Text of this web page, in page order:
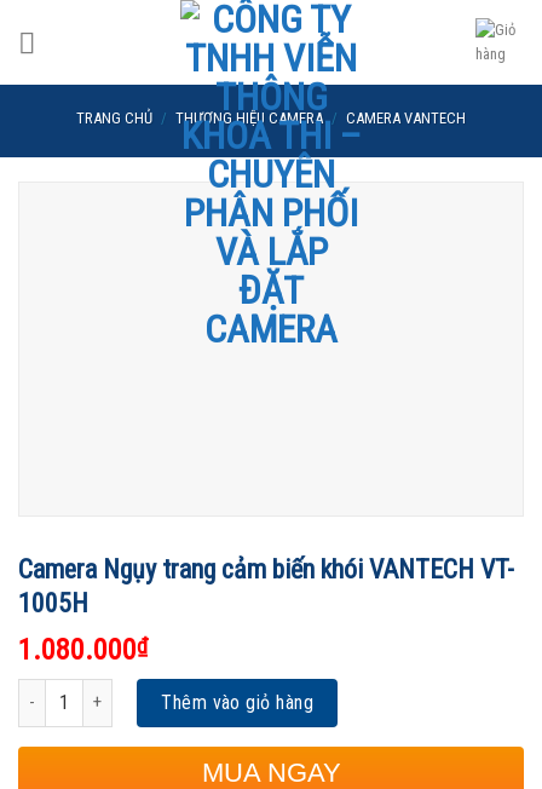
TRANG CHỦ / THƯƠNG HIỆU CAMERA / CAMERA VANTECH
Camera Ngụy trang cảm biến khói VANTECH VT-
1005H
1.080.000₫
Camera Ngụy trang cảm biến khói VANTECH VT-1005H số lượng
Thêm vào giỏ hàng
MUA NGAY